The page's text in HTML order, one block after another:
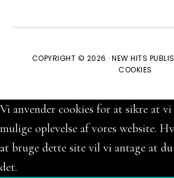
COPYRIGHT © 2026 · NEW HITS
COOKIES
Vi anvender cookies for at sikre at
mulige oplevelse af vores website.
at bruge dette site vil vi antage at
det.